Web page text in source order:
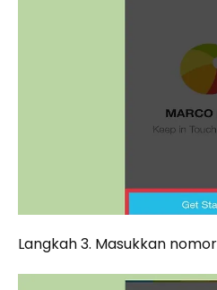
Langkah 3. Masukkan